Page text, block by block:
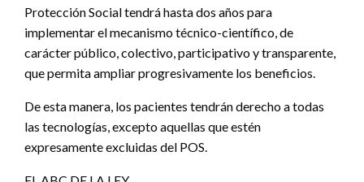
Protección Social tendrá hasta dos años para
implementar el mecanismo técnico-científico, de
carácter público, colectivo, participativo y transparente,
que permita ampliar progresivamente los beneficios.
De esta manera, los pacientes tendrán derecho a todas
las tecnologías, excepto aquellas que estén
expresamente excluidas del POS.